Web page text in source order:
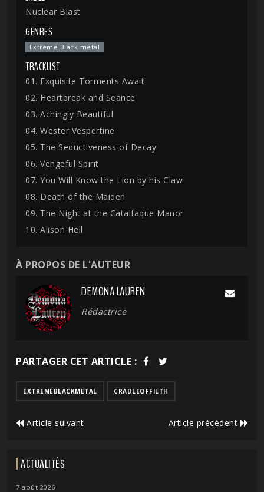
Nuclear Blast
GENRES
Extrême Black metal
TRACKLIST
01. Exquisite Torments Await
02. Heartbreak and Seance
03. Achingly Beautiful
04. Wester Vespertine
05. The Seductiveness of Decay
06. Vengeful Spirit
07. You Will Know the Lion by his Claw
08. Death of the Maiden
09. The Night at the Catalfaque Manor
10. Alison Hell
À PROPOS DE L'AUTEUR
DEMONA LAUREN
Rédactrice
PARTAGER CET ARTICLE :
EXTREMEBLACKMETAL CRADLEOFFILTH
Article suivant Article précédent
ACTUALITÉS
7 août 2026